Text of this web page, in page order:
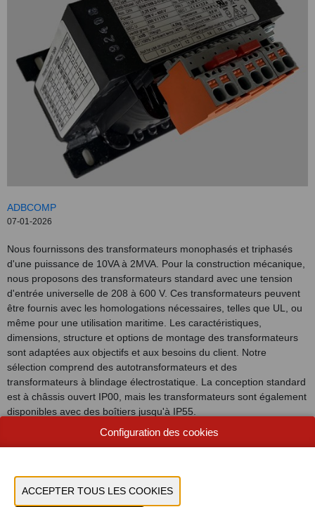
ADBCOMP
07-01-2026
Nous fournissons des transformateurs monophasés et triphasés
d'une puissance de 10VA à 2MVA. Pour la construction mécanique,
nous proposons des transformateurs standard avec une tension
d'entrée universelle de 208 à 600 V. Ces transformateurs peuvent
être fournis avec les homologations nécessaires, telles que UL, ou
même pour une utilisation maritime. Les caractéristiques,
dimensions, structure et options de montage des transformateurs
sont adaptées aux objectifs et aux besoins du client. Notre
sélection comprend des autotransformateurs et des
transformateurs à blindage électrostatique. La conception standard
est à châssis ouvert IP00, mais les transformateurs sont également
disponibles avec des boîtiers jusqu'à IP55.
CONTACTEZ-NOUS!
Configuration des cookies